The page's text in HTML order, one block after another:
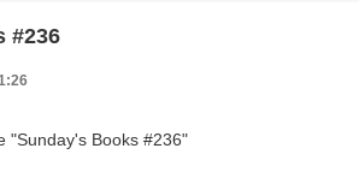
#236